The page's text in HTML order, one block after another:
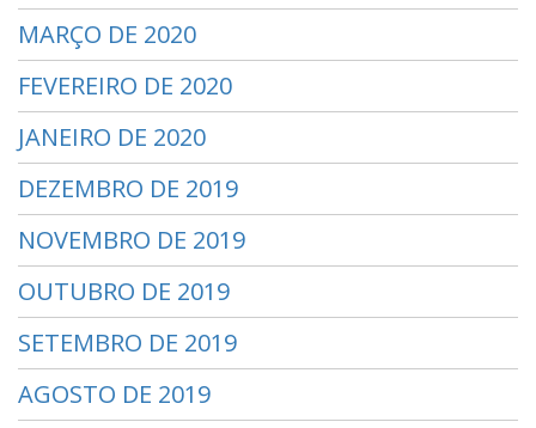
MARÇO DE 2020
FEVEREIRO DE 2020
JANEIRO DE 2020
DEZEMBRO DE 2019
NOVEMBRO DE 2019
OUTUBRO DE 2019
SETEMBRO DE 2019
AGOSTO DE 2019